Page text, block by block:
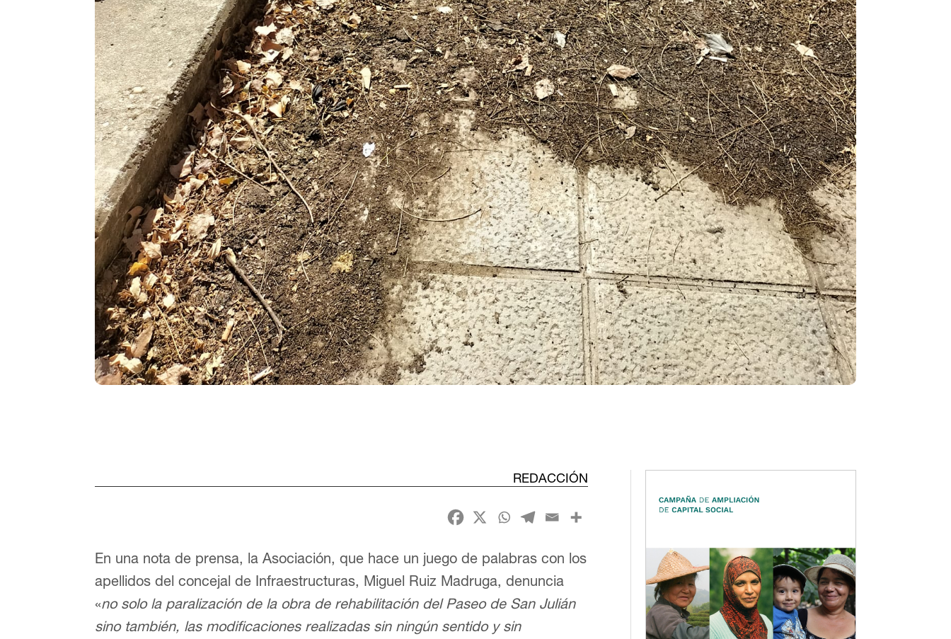
REDACCIÓN
En una nota de prensa, la Asociación, que hace un juego de palabras con los
apellidos del concejal de Infraestructuras, Miguel Ruiz Madruga, denuncia
«no solo la paralización de la obra de rehabilitación del Paseo de San Julián
sino también, las modificaciones realizadas sin ningún sentido y sin